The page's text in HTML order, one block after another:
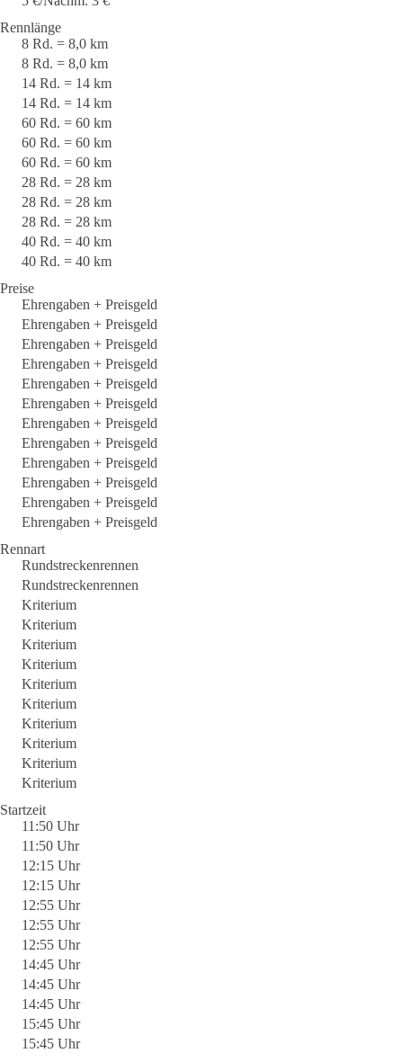
Rennlänge
8 Rd. = 8,0 km
8 Rd. = 8,0 km
14 Rd. = 14 km
14 Rd. = 14 km
60 Rd. = 60 km
60 Rd. = 60 km
60 Rd. = 60 km
28 Rd. = 28 km
28 Rd. = 28 km
28 Rd. = 28 km
40 Rd. = 40 km
40 Rd. = 40 km
Preise
Ehrengaben + Preisgeld
Ehrengaben + Preisgeld
Ehrengaben + Preisgeld
Ehrengaben + Preisgeld
Ehrengaben + Preisgeld
Ehrengaben + Preisgeld
Ehrengaben + Preisgeld
Ehrengaben + Preisgeld
Ehrengaben + Preisgeld
Ehrengaben + Preisgeld
Ehrengaben + Preisgeld
Ehrengaben + Preisgeld
Rennart
Rundstreckenrennen
Rundstreckenrennen
Kriterium
Kriterium
Kriterium
Kriterium
Kriterium
Kriterium
Kriterium
Kriterium
Kriterium
Kriterium
Startzeit
11:50 Uhr
11:50 Uhr
12:15 Uhr
12:15 Uhr
12:55 Uhr
12:55 Uhr
12:55 Uhr
14:45 Uhr
14:45 Uhr
14:45 Uhr
15:45 Uhr
15:45 Uhr